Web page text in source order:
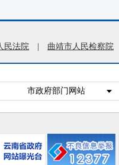
民法院 曲靖市人民检察院
市政府部门网站